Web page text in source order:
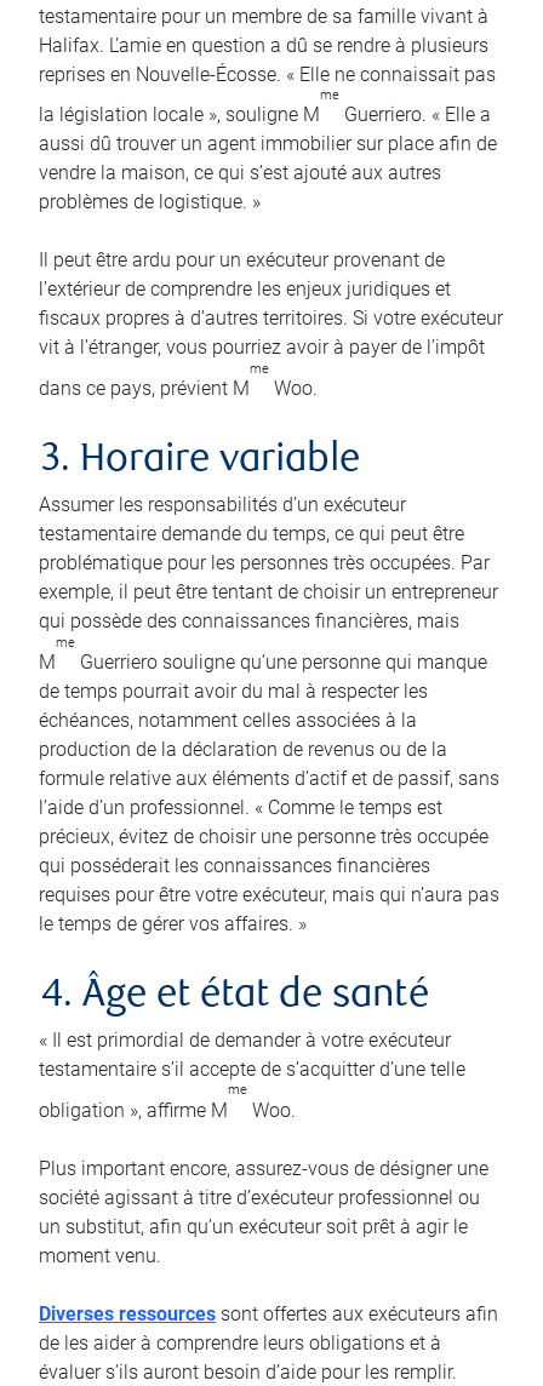
testamentaire pour un membre de sa famille vivant à
Halifax. L’amie en question a dû se rendre à plusieurs
reprises en Nouvelle-Écosse. « Elle ne connaissait pas
la législation locale », souligne M
me
Guerriero. « Elle a
aussi dû trouver un agent immobilier sur place afin de
vendre la maison, ce qui s’est ajouté aux autres
problèmes de logistique. »
Il peut être ardu pour un exécuteur provenant de
l’extérieur de comprendre les enjeux juridiques et
fiscaux propres à d’autres territoires. Si votre exécuteur
vit à l’étranger, vous pourriez avoir à payer de l’impôt
dans ce pays, prévient M
me
Woo.
3. Horaire variable
Assumer les responsabilités d’un exécuteur
testamentaire demande du temps, ce qui peut être
problématique pour les personnes très occupées. Par
exemple, il peut être tentant de choisir un entrepreneur
qui possède des connaissances financières, mais
M
me
Guerriero souligne qu’une personne qui manque
de temps pourrait avoir du mal à respecter les
échéances, notamment celles associées à la
production de la déclaration de revenus ou de la
formule relative aux éléments d’actif et de passif, sans
l’aide d’un professionnel. « Comme le temps est
précieux, évitez de choisir une personne très occupée
qui posséderait les connaissances financières
requises pour être votre exécuteur, mais qui n’aura pas
le temps de gérer vos affaires. »
4. Âge et état de santé
« Il est primordial de demander à votre exécuteur
testamentaire s’il accepte de s’acquitter d’une telle
obligation », affirme M
me
Woo.
Plus important encore, assurez-vous de désigner une
société agissant à titre d’exécuteur professionnel ou
un substitut, afin qu’un exécuteur soit prêt à agir le
moment venu.
Diverses ressources sont offertes aux exécuteurs afin
de les aider à comprendre leurs obligations et à
évaluer s’ils auront besoin d’aide pour les remplir.